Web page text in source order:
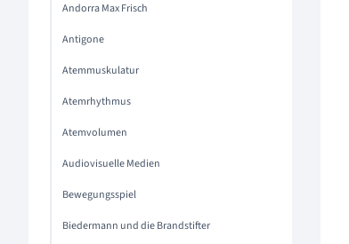
Andorra Max Frisch
Antigone
Atemmuskulatur
Atemrhythmus
Atemvolumen
Audiovisuelle Medien
Bewegungsspiel
Biedermann und die Brandstifter